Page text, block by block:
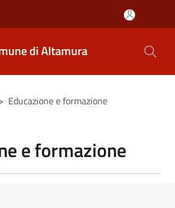
di Altamura
Educazione e formazione
e formazione